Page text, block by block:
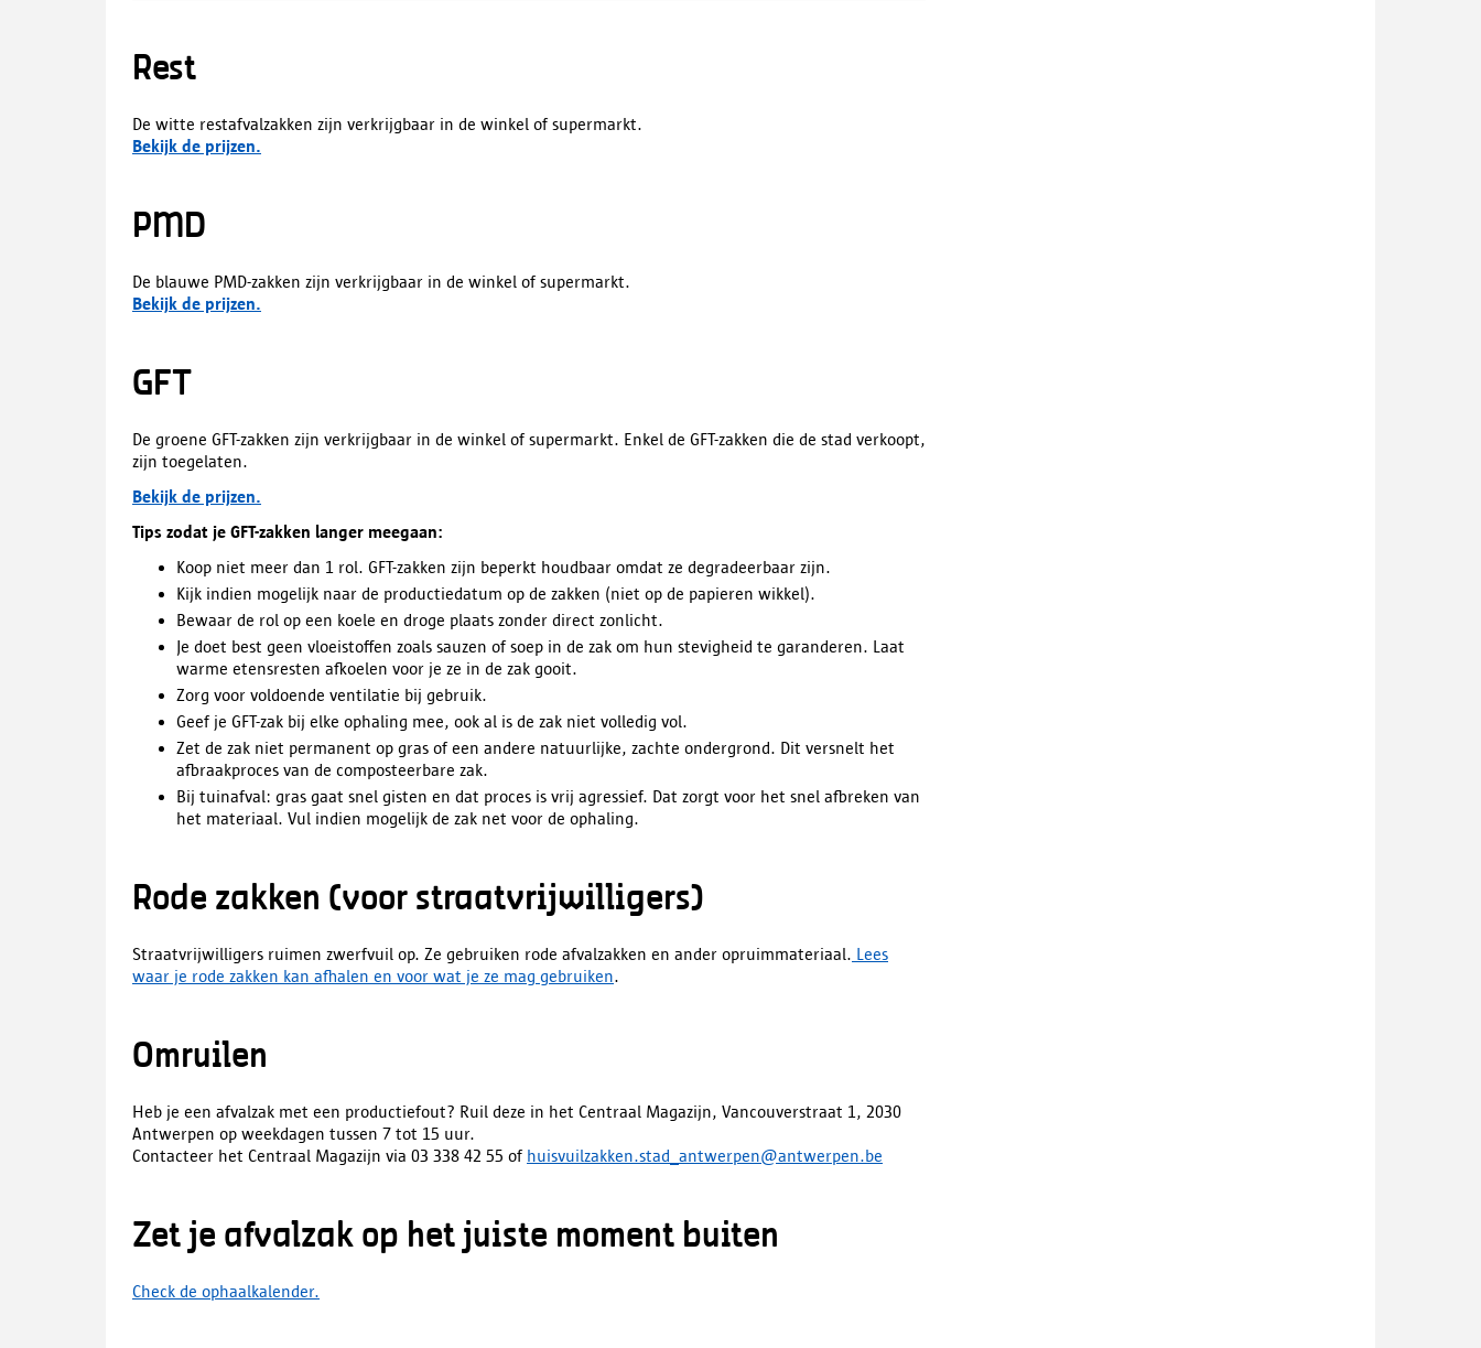
Rest
De witte restafvalzakken zijn verkrijgbaar in de winkel of supermarkt.
Bekijk de prijzen.
PMD
De blauwe PMD-zakken zijn verkrijgbaar in de winkel of supermarkt.
Bekijk de prijzen.
GFT
De groene GFT-zakken zijn verkrijgbaar in de winkel of supermarkt. Enkel de GFT-zakken die de stad verkoopt,
zijn toegelaten.
Bekijk de prijzen.
Tips zodat je GFT-zakken langer meegaan:
Koop niet meer dan 1 rol. GFT-zakken zijn beperkt houdbaar omdat ze degradeerbaar zijn.
Kijk indien mogelijk naar de productiedatum op de zakken (niet op de papieren wikkel).
Bewaar de rol op een koele en droge plaats zonder direct zonlicht.
Je doet best geen vloeistoffen zoals sauzen of soep in de zak om hun stevigheid te garanderen. Laat
warme etensresten afkoelen voor je ze in de zak gooit.
Zorg voor voldoende ventilatie bij gebruik.
Geef je GFT-zak bij elke ophaling mee, ook al is de zak niet volledig vol.
Zet de zak niet permanent op gras of een andere natuurlijke, zachte ondergrond. Dit versnelt het
afbraakproces van de composteerbare zak.
Bij tuinafval: gras gaat snel gisten en dat proces is vrij agressief. Dat zorgt voor het snel afbreken van
het materiaal. Vul indien mogelijk de zak net voor de ophaling.
Rode zakken (voor straatvrijwilligers)
Straatvrijwilligers ruimen zwerfvuil op. Ze gebruiken rode afvalzakken en ander opruimmateriaal. Lees
waar je rode zakken kan afhalen en voor wat je ze mag gebruiken.
Omruilen
Heb je een afvalzak met een productiefout? Ruil deze in het Centraal Magazijn, Vancouverstraat 1, 2030
Antwerpen op weekdagen tussen 7 tot 15 uur.
Contacteer het Centraal Magazijn via 03 338 42 55 of huisvuilzakken.stad_antwerpen@antwerpen.be
Zet je afvalzak op het juiste moment buiten
Check de ophaalkalender.